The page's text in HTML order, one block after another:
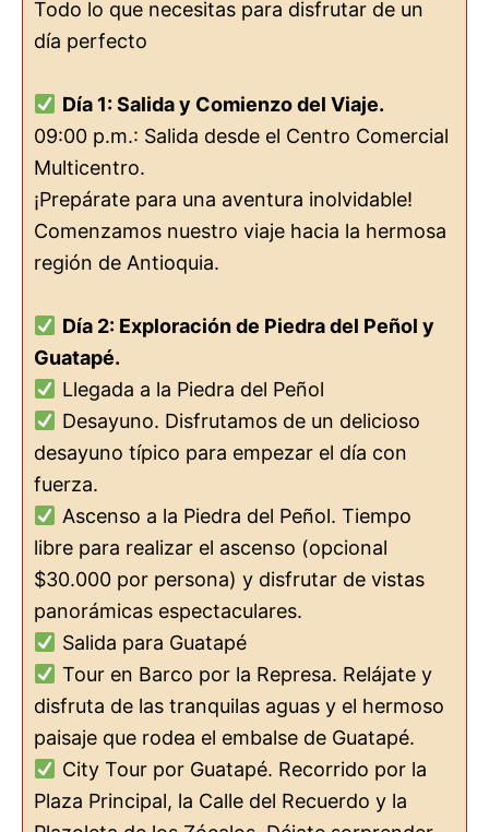
Todo lo que necesitas para disfrutar de un
día perfecto
Día 1: Salida y Comienzo del Viaje.
09:00 p.m.: Salida desde el Centro Comercial
Multicentro.
¡Prepárate para una aventura inolvidable!
Comenzamos nuestro viaje hacia la hermosa
región de Antioquia.
Día 2: Exploración de Piedra del Peñol y
Guatapé.
Llegada a la Piedra del Peñol
Desayuno. Disfrutamos de un delicioso
desayuno típico para empezar el día con
fuerza.
Ascenso a la Piedra del Peñol. Tiempo
libre para realizar el ascenso (opcional
$30.000 por persona) y disfrutar de vistas
panorámicas espectaculares.
Salida para Guatapé
Tour en Barco por la Represa. Relájate y
disfruta de las tranquilas aguas y el hermoso
paisaje que rodea el embalse de Guatapé.
City Tour por Guatapé. Recorrido por la
Plaza Principal, la Calle del Recuerdo y la